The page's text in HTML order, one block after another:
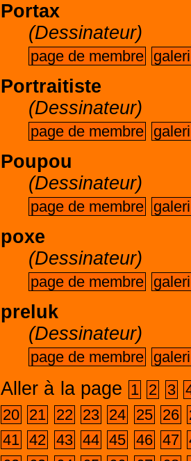
Portax
(Dessinateur)
page de membre
Portraitiste
(Dessinateur)
page de membre
Poupou
(Dessinateur)
page de membre
poxe
(Dessinateur)
page de membre
preluk
(Dessinateur)
page de membre
Aller à la page 1 2 3
20 21 22 23 24 25 26
41 42 43 44 45 46 47